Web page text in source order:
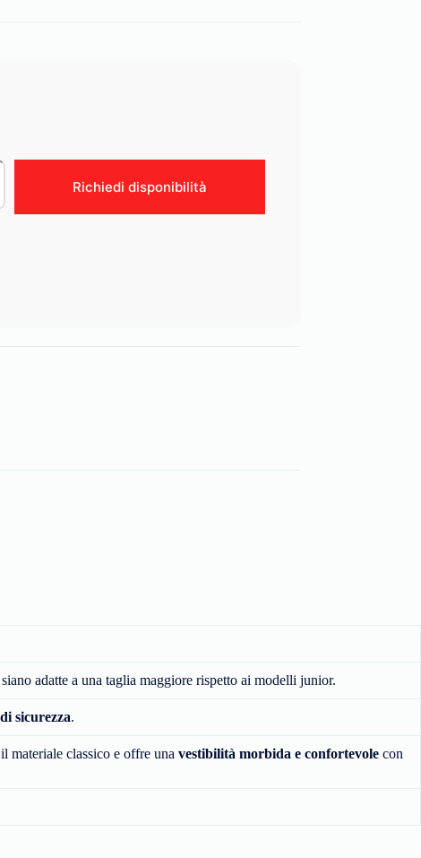
adatte a una taglia maggiore rispetto ai modelli junior.
sicurezza.
materiale classico e offre una vestibilità morbida e confortevole con